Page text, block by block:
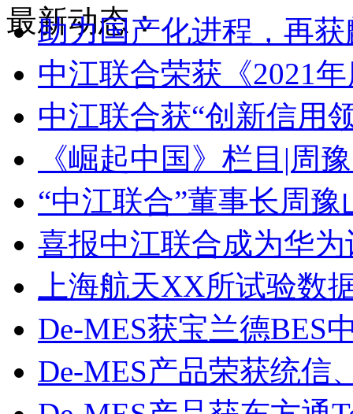
最新动态：
中江联合荣获《2021
中江联合获“创新信用
《崛起中国》栏目|周
“中江联合”董事长周
喜报中江联合成为华
上海航天XX所试验数
De-MES获宝兰德BES
De-MES产品荣获统信
De-MES产品获东方通